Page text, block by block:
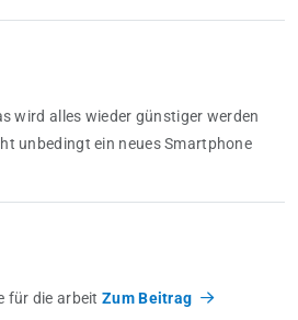
wird alles wieder günstiger werden
unbedingt ein neues Smartphone
für die arbeit Zum Beitrag